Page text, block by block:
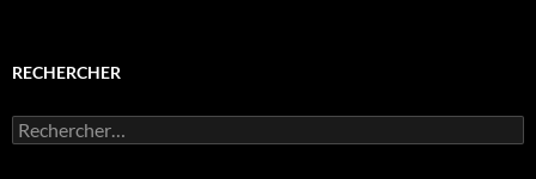
RECHERCHER
Rechercher :